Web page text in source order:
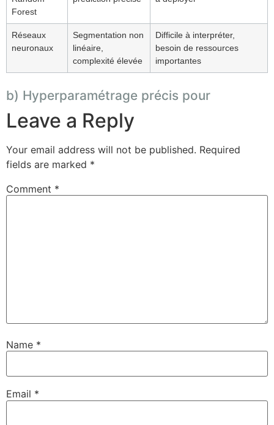
Forest
Réseaux
neuronaux
Segmentation non
linéaire,
complexité élevée
Difficile à interpréter,
besoin de ressources
importantes
b) Hyperparamétrage précis pour
Leave a Reply
Your email address will not be published. Required
fields are marked *
Comment *
Name *
Email *